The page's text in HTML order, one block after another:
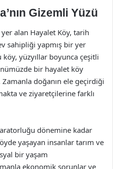
Gizemli Yüzü
yer alan Hayalet Köy, tarih
sahipliği yapmış bir yer
yüzyıllar boyunca çeşitli
bir hayalet köy
Zamanla doğanın ele geçirdiği
ve ziyaretçilerine farklı
dönemine kadar
yaşayan insanlar tarım ve
bir yaşam
ekonomik sorunlar ve